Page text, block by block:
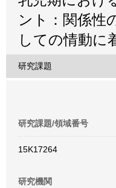
ント：関係性
しての情動に
研究課題
研究課題/領域番号
15K17264
研究機関